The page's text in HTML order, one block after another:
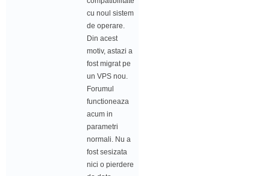
cu noul sistem
de operare.
Din acest
motiv, astazi a
fost migrat pe
un VPS nou.
Forumul
functioneaza
acum in
parametri
normali. Nu a
fost sesizata
nici o pierdere